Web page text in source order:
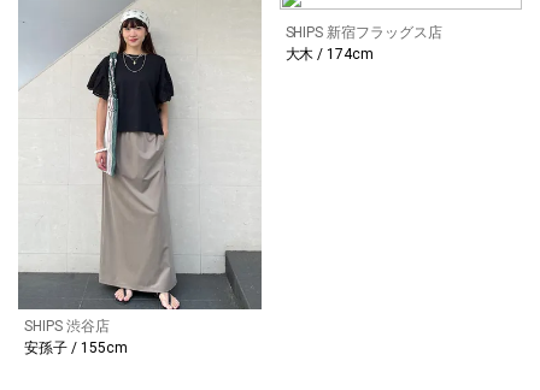
SHIPS 渋谷店
安孫子 / 155cm
SHIPS 新宿フラッグス店
大木 / 174cm